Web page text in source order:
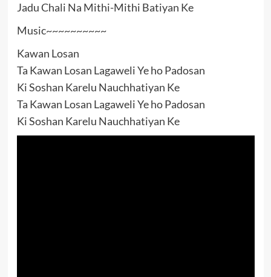
Jadu Chali Na Mithi-Mithi Batiyan Ke
Music~~~~~~~~~~
Kawan Losan
Ta Kawan Losan Lagaweli Ye ho Padosan
Ki Soshan Karelu Nauchhatiyan Ke
Ta Kawan Losan Lagaweli Ye ho Padosan
Ki Soshan Karelu Nauchhatiyan Ke